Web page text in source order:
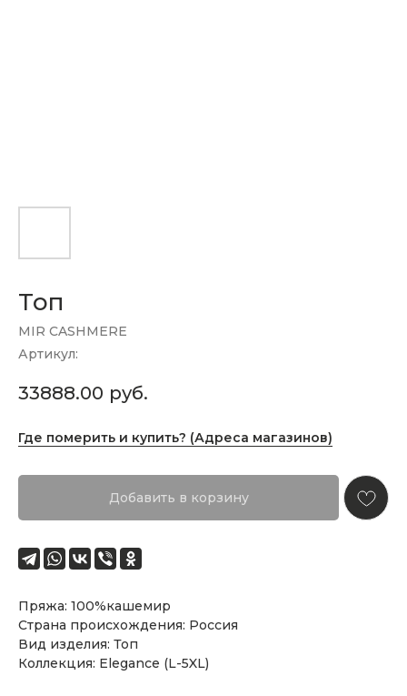
Топ
MIR CASHMERE
Артикул:
33888.00 руб.
Где померить и купить? (Адреса магазинов)
Добавить в корзину
Пряжа: 100%кашемир
Страна происхождения: Россия
Вид изделия: Топ
Коллекция: Elegance (L-5XL)